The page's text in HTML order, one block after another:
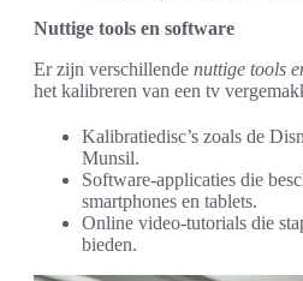
Nuttige tools en software
Er zijn verschillende nuttige tools
het kalibreren van een tv
Kalibratiedisc’s zoals de
Munsil.
Software-applicaties die
smartphones en tablets.
Online video-tutorials die
bieden.